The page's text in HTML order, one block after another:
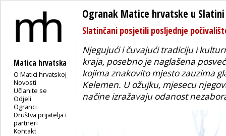
Matica hrvatska
O Matici hrvatskoj
Novosti
Učlanite se
Odjeli
Ogranci
Društva prijatelja i
partneri
Kontakt
Ogranak Matice hrvatske u Slatini
Slatinčani posjetili posljednje
Njegujući i čuvajući tradiciju i
kraja, posebno je naglašena
kojima znakovito mjesto zauzima
Kelemen. U ožujku, mjesecu
načine izražavaju odanost